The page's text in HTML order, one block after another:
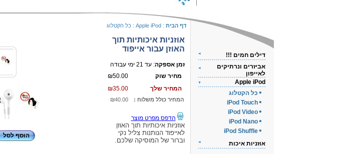
דף הבית :
Apple iPod
:כל הקטלוג
הוסף לסל
אוזניות איכותיות תוך
האוזן עבור אייפוד
זמן אספקה: עד 21 ימי עבודה
₪50.00
מחיר שוק
₪35.00
המחיר שלך
₪40.00 המחיר כולל משלוח :
הדפס מפרט מוצר
אוזניות איכותיות תוך האוזן
לאייפוד הנותנות צליל נקי
וברור של המוסיקה שלכם.
דילים חמים !!!
אביזרים ונרתיקים
לאייפון
Apple iPod
כל הקטלוג
iPod Touch
iPod Video
iPod Nano
iPod Shuffle
אוזניות איכות